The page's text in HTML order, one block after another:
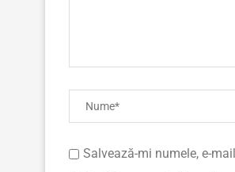
Salvează-mi numele, e-